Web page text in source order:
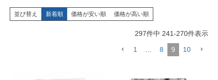
並び替え 新着順 価格が安い順 価格が高い順
297件中 241-270件表示
1 8 9 10